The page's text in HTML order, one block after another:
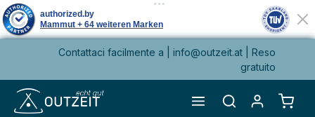
principaleContattaci facilmente a | info@outzeit.at
| Reso
gratuito
Il